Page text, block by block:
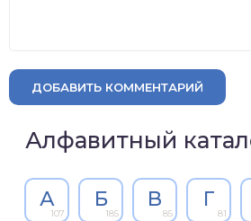
ДОБАВИТЬ КОММЕНТАРИЙ
Алфавитный
А
107
Б
185
В
85
Г
81